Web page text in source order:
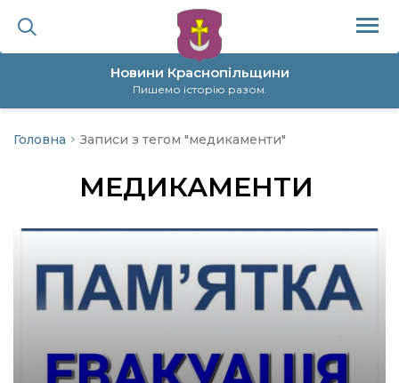
Новини Краснопільщини
Пишемо історію разом.
політика
Головна Записи з тегом "медикаменти"
МЕДИКАМЕНТИ